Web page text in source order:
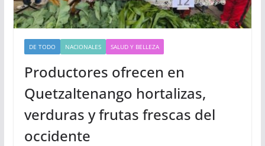
DE TODO NACIONALES SALUD Y BELLEZA
Productores ofrecen en
Quetzaltenango hortalizas,
verduras y frutas frescas del
occidente